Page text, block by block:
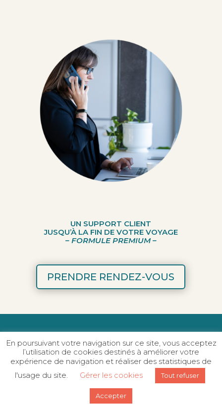
UN SUPPORT CLIENT
JUSQU’À LA FIN DE VOTRE VOYAGE
– FORMULE PREMIUM –
PRENDRE RENDEZ-VOUS
Besoin d'idées pour
votre prochain
voyage sur mesure ?
En poursuivant votre navigation sur ce site, vous acceptez
l’utilisation de cookies destinés à améliorer votre
expérience de navigation et réaliser des statistiques de
l'usage du site.
Gérer les cookies Tout refuser
Accepter